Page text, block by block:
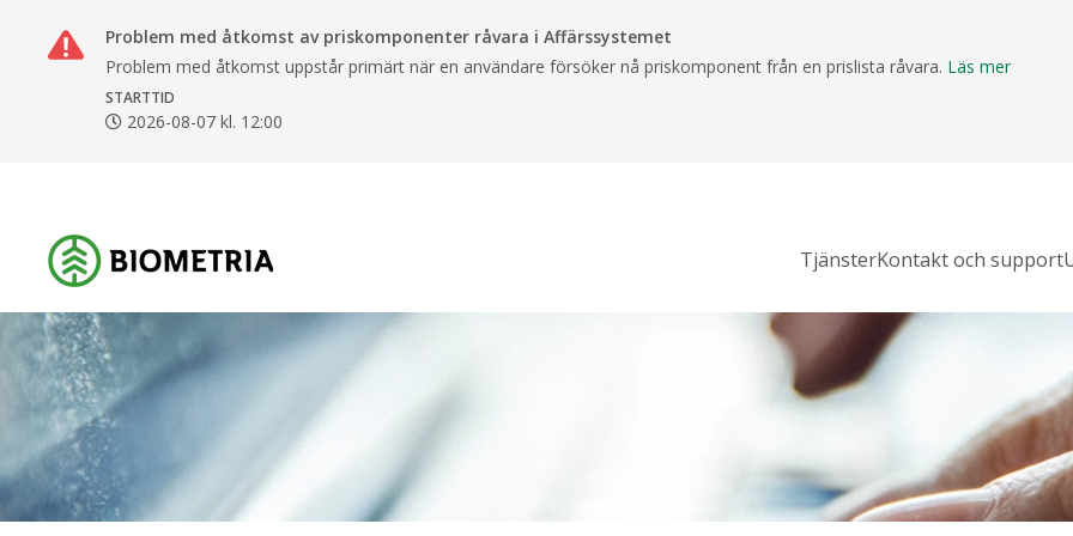
Problem med åtkomst av priskomponenter råvara i Affärssystemet
Problem med åtkomst uppstår primärt när en användare försöker nå priskomponent från en prislista råvara. Läs mer
STARTTID
2026-08-07 kl. 12:00
TjänsterKontakt och support